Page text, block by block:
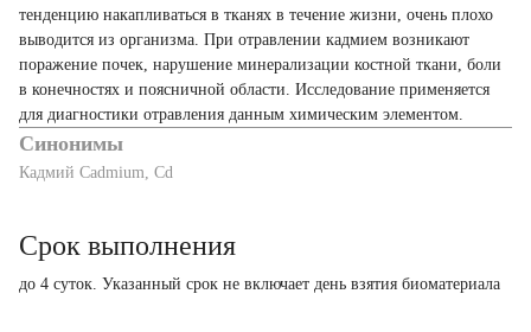
тенденцию накапливаться в тканях в течение жизни, очень плохо
выводится из организма. При отравлении кадмием возникают
поражение почек, нарушение минерализации костной ткани, боли
в конечностях и поясничной области. Исследование применяется
для диагностики отравления данным химическим элементом.
Синонимы
Кадмий Cadmium, Cd
Срок выполнения
до 4 суток. Указанный срок не включает день взятия биоматериала